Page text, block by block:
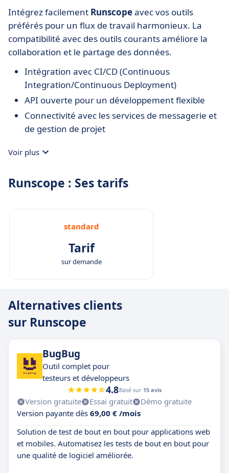
Intégrez facilement Runscopeavec vos outils
préférés pour un flux de travail harmonieux. La
compatibilité avec des outils courants améliore la
collaboration et le partage des données.
Intégration avec CI/CD (Continuous
Integration/Continuous Deployment)
API ouverte pour un développement flexible
Connectivité avec les services de messagerie et
de gestion de projet
Voir plus
Runscope : Ses tarifs
standard
Tarif
sur demande
Alternatives clients
sur Runscope
BugBug
Outil complet pour
testeurs et développeurs
4.8Basé sur 15 avis
Version gratuite Essai gratuit
Démo gratuite
Version payante dès 69,00 € /mois
Solution de test de bout en bout pour applications web
et mobiles. Automatisez les tests de bout en bout pour
une qualité de logiciel améliorée.